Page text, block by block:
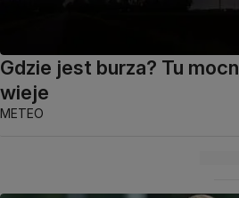
Gdzie jest burza? Tu
wieje
METEO